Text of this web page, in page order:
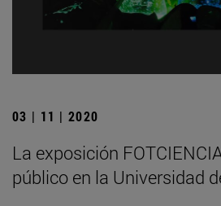
03 | 11 | 2020
La exposición
público en la Universidad